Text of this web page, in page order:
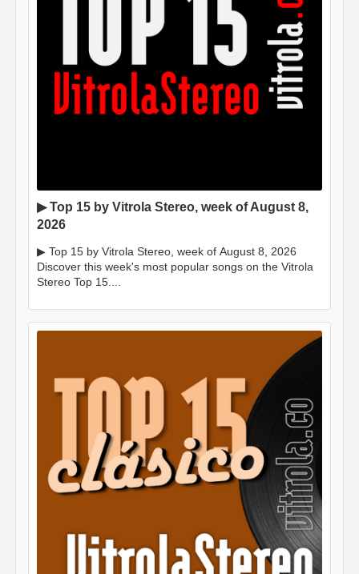
▶ Top 15 by Vitrola Stereo, week of August 8,
2026
▶ Top 15 by Vitrola Stereo, week of August 8, 2026
Discover this week's most popular songs on the Vitrola
Stereo Top 15....